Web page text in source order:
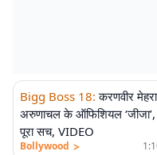
Bigg Boss 18: करणवीर
अरुणाचल के ऑफिशियल ‘जीजा’,
पूरा सच, VIDEO
Bollywood >